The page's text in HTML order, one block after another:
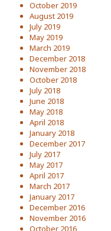
October 2019
August 2019
July 2019
May 2019
March 2019
December 2018
November 2018
October 2018
July 2018
June 2018
May 2018
April 2018
January 2018
December 2017
July 2017
May 2017
April 2017
March 2017
January 2017
December 2016
November 2016
October 2016